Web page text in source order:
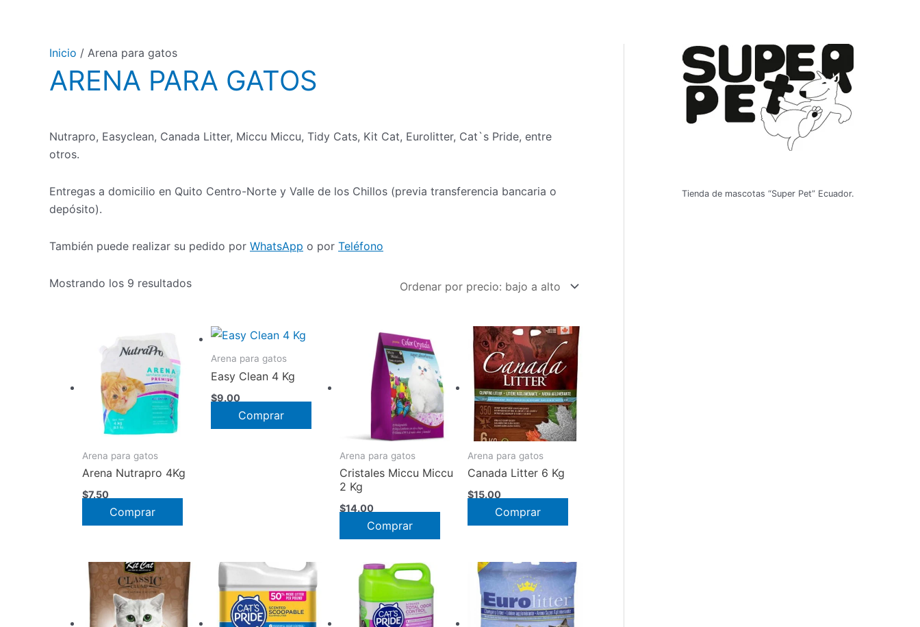
Inicio / Arena para gatos
ARENA PARA GATOS
Nutrapro, Easyclean, Canada Litter, Miccu Miccu, Tidy Cats, Kit Cat, Eurolitter, Cat`s Pride, entre
otros.
Entregas a domicilio en Quito Centro-Norte y Valle de los Chillos (previa transferencia bancaria o
depósito).
También puede realizar su pedido por WhatsApp o por Teléfono
Mostrando los 9 resultadosOrdenado
bajo
Arena para gatos
Arena Nutrapro 4Kg
$7.50
Comprar
Arena para gatos
Easy Clean 4 Kg
$9.00
Comprar
Arena para gatos
Cristales Miccu Miccu
2 Kg
$14.00
Comprar
Arena para gatos
Canada Litter 6 Kg
$15.00
Comprar
Tienda de mascotas “Super Pet” Ecuador.